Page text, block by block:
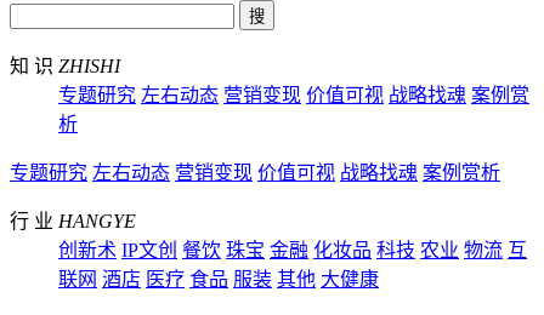
搜
知 识 ZHISHI
专题研究 左右动态 营销变现 价值可视 战略找魂 案例赏
析
专题研究 左右动态 营销变现 价值可视 战略找魂 案例赏析
行 业 HANGYE
创新术 IP文创 餐饮 珠宝 金融 化妆品 科技 农业 物流 互
联网 酒店 医疗 食品 服装 其他 大健康